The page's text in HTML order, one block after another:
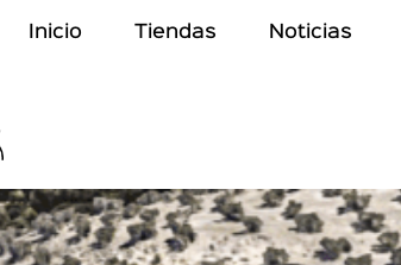
Inicio Tiendas Noticias